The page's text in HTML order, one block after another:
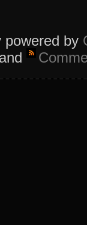
powered by
and